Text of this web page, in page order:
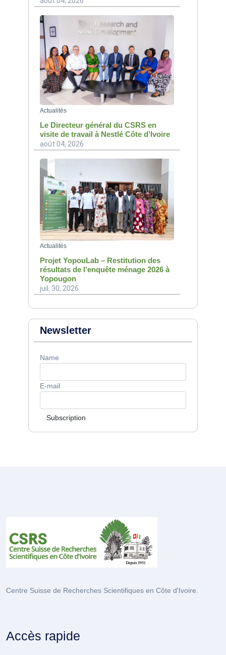
Actualités
Le Directeur général du CSRS en
visite de travail à Nestlé Côte d’Ivoire
août 04, 2026
Actualités
Projet YopouLab – Restitution des
résultats de l’enquête ménage 2026 à
Yopougon
juil. 30, 2026
Newsletter
Name
E-mail
Subscription
Centre Suisse de Recherches Scientifiques en Côte d'Ivoire.
Accès rapide